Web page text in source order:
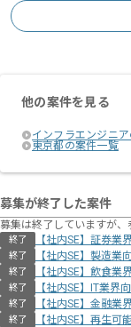
他の案件を見る
インフラエンジニ
東京都の案件一覧
募集が終了した案件
募集は終了していますが
終了 【社内SE】証券業
終了 【社内SE】製造業
終了 【社内SE】飲食業
終了 【社内SE】IT業界
終了 【社内SE】金融
終了 【社内SE】再生